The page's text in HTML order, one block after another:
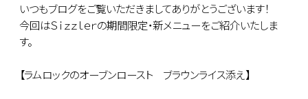
いつもブログをご覧いただきましてありがとうございます！
今回はＳｉｚｚｌｅｒの期間限定・新メニューをご紹介いたしま
す。
【ラムロックのオーブンロースト ブラウンライス添え】